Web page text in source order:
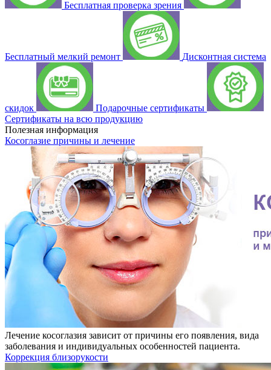
Бесплатная проверка зрения
Бесплатный мелкий ремонт Дисконтная система
скидок
Подарочные сертификаты
Сертификаты на всю продукцию
Полезная информация
Косоглазие причины и лечение
Лечение косоглазия зависит от причины его появления, вида
заболевания и индивидуальных особенностей пациента.
Коррекция близорукости